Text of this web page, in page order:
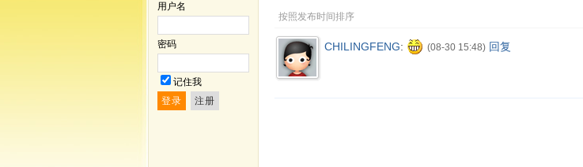
用户名
密码
记住我
按照发布时间排序
CHILINGFENG: (08-30 15:48) 回复